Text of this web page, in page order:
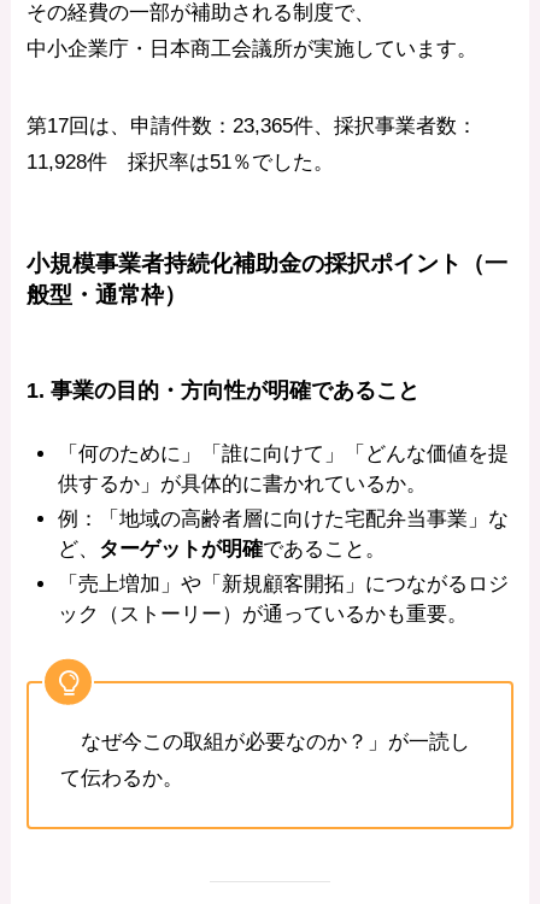
その経費の一部が補助される制度で、
中小企業庁・日本商工会議所が実施しています。
第17回は、申請件数：23,365件、採択事業者数：
11,928件 採択率は51％でした。
小規模事業者持続化補助金の採択ポイント（一
般型・通常枠）
1. 事業の目的・方向性が明確であること
「何のために」「誰に向けて」「どんな価値を提
供するか」が具体的に書かれているか。
例：「地域の高齢者層に向けた宅配弁当事業」な
ど、 ターゲットが明確であること。
「売上増加」や「新規顧客開拓」につながるロジ
ック（ストーリー）が通っているかも重要。
なぜ今この取組が必要なのか？」が一読し
て伝わるか。